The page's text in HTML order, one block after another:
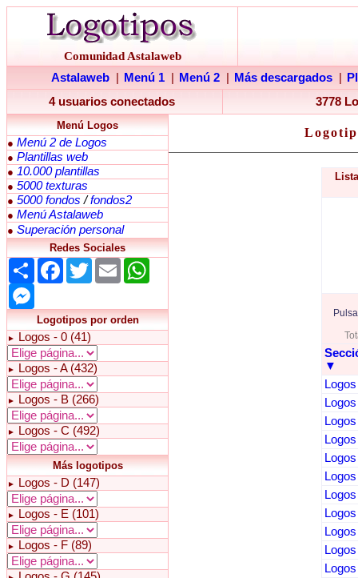
Comunidad Astalaweb
Astalaweb
Menú 1 Menú 2 Más descargados
4 usuarios conectados
3778
Menú Logos
● Menú 2 de Logos
● Plantillas web
● 10.000 plantillas
● 5000 texturas
● 5000 fondos /fondos2
● Menú Astalaweb
● Superación personal
Redes Sociales
Share Facebook
TwitterEmail
Logotipos por orden
► Logos - 0 (41)
► Logos - A (432)
► Logos - B (266)
► Logos - C (492)
Más logotipos
► Logos - D (147)
► Logos - E (101)
► Logos - F (89)
▼